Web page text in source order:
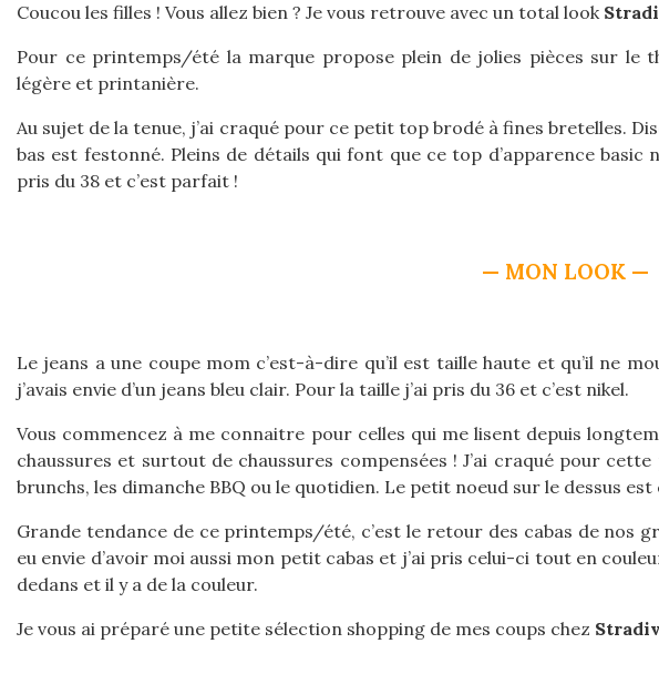
Coucou les filles ! Vous allez bien ? Je vous retrouve avec un total look
Pour ce printemps/été la marque propose plein de jolies pièces sur le
légère et printanière.
Au sujet de la tenue, j’ai craqué pour ce petit top brodé à fines bretelles.
bas est festonné. Pleins de détails qui font que ce top d’apparence basic
pris du 38 et c’est parfait !
— MON LOOK —
Le jeans a une coupe mom c’est-à-dire qu’il est taille haute et qu’il ne
j’avais envie d’un jeans bleu clair. Pour la taille j’ai pris du 36 et c’est nikel.
Vous commencez à me connaitre pour celles qui me lisent depuis
chaussures et surtout de chaussures compensées ! J’ai craqué pour
brunchs, les dimanche BBQ ou le quotidien. Le petit noeud sur le dessus
Grande tendance de ce printemps/été, c’est le retour des cabas de nos
eu envie d’avoir moi aussi mon petit cabas et j’ai pris celui-ci tout en
dedans et il y a de la couleur.
Je vous ai préparé une petite sélection shopping de mes coups chez